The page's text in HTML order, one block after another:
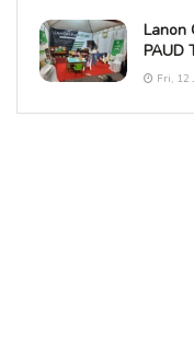
Lanon
PAUD
Fri, 12